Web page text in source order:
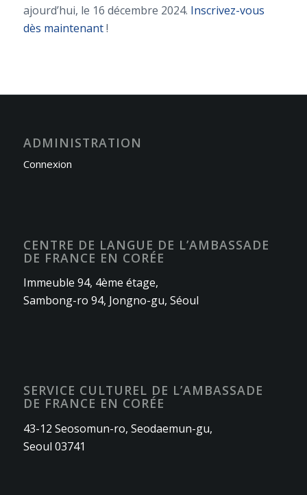
ajourd’hui, le 16 décembre 2024. Inscrivez-vous
dès maintenant!
ADMINISTRATION
Connexion
CENTRE DE LANGUE DE L’AMBASSADE
DE FRANCE EN CORÉE
Immeuble 94, 4ème étage,
Sambong-ro 94, Jongno-gu, Séoul
SERVICE CULTUREL DE L’AMBASSADE
DE FRANCE EN CORÉE
43-12 Seosomun-ro, Seodaemun-gu,
Seoul 03741